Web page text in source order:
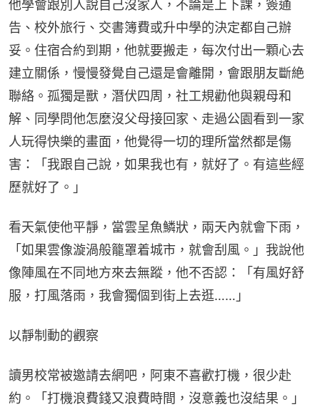
他學會跟別人說自己沒家人，不論是上下課，簽通
告、校外旅行、交書簿費或升中學的決定都自己辦
妥。住宿合約到期，他就要搬走，每次付出一顆心去
建立關係，慢慢發覺自己還是會離開，會跟朋友斷絶
聯絡。孤獨是獸，潛伏四周，社工規勸他與親母和
解、同學問他怎麼沒父母接回家、走過公園看到一家
人玩得快樂的畫面，他覺得一切的理所當然都是傷
害：「我跟自己說，如果我也有，就好了。有這些經
歷就好了。」
看天氣使他平靜，當雲呈魚鱗狀，兩天內就會下雨，
「如果雲像漩渦般籠罩着城市，就會刮風。」我說他
像陣風在不同地方來去無蹤，他不否認：「有風好舒
服，打風落雨，我會獨個到街上去逛……」
以靜制動的觀察
讀男校常被邀請去網吧，阿東不喜歡打機，很少赴
約。「打機浪費錢又浪費時間，沒意義也沒結果。」